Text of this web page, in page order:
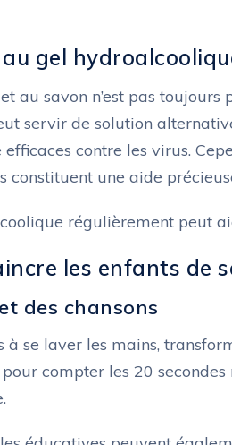
gel
et au savon n’est pas
servir de solution
efficaces contre les virus.
constituent une aide
régulièrement peut
les enfants de
des chansons
à se laver les mains,
pour compter les 20